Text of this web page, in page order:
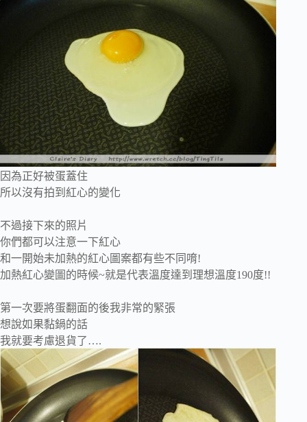
因為正好被蛋蓋住
所以沒有拍到紅心的變化
不過接下來的照片
你們都可以注意一下紅心
和一開始未加熱的紅心圖案都有些不同唷!
加熱紅心變圖的時候~就是代表溫度達到理想溫度190度!!
第一次要將蛋翻面的後我非常的緊張
想說如果黏鍋的話
我就要考慮退貨了….